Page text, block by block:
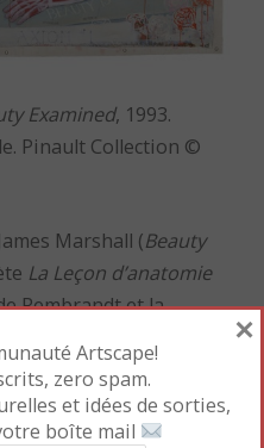
Examined, 1993.
Pinault Collection ©
Marshall (Beauty
La Leçon d’anatomie
Rembrandt et la
au corps atypique,
les colons, dont le corps
Georges Cuvier.
Artscape!
zero spam.
et idées de sorties,
boîte mail
×